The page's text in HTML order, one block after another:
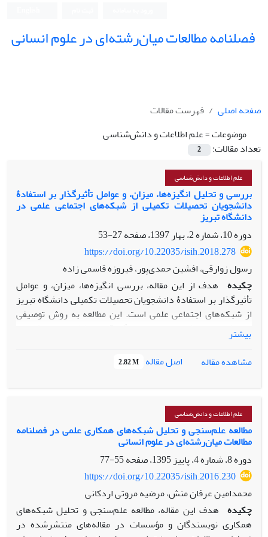
فصلنامه مطالعات میان‌رشته‌ای در علوم انسانی
صفحه اصلی
فهرست مقالات
موضوعات =علم اطلاعات و دانش‌شناسی
تعداد مقالات:
2
علم اطلاعات و دانش‌شناسی
بررسی و تحلیل انگیزه‌ها، میزان، و عوامل تأثیرگذار بر استفادۀ
دانشجویان تحصیلات تکمیلی از شبکه‌های اجتماعی علمی در
دانشگاه تبریز
دوره 10، شماره 2، بهار 1397، صفحه
27-53
https://doi.org/10.22035/isih.2018.278
رسول زوارقی، افشین حمدی‌پور، فیروزه قاسمی زاده
چکیده هدف از این مقاله، بررسی انگیزه‌‌ها، میزان، و عوامل
تأثیرگذار بر استفادۀ دانشجویان تحصیلات تکمیلی دانشگاه تبریز
از شبکه‌‌های اجتماعی علمی است. این مطالعه به روش توصیفی
پیمایشی انجام شده است. ابزار گردآوری اطلاعات، پرسش‌نامه
محقق‌‌ساخته بوده و داده‌‌ها با استفاده از آزمون‌‌های آماری توصیفی
شبکه‌های اجتماعی علمی آشنایی داشته و از آن استفاده می‌کنند.
به‌ترتیب عبارت است از: اطلاع یافتن از تازه‌های علم و دانش، در
تماس بودن با دیگر محققان و نیز دنبال کردن فعالیت دیگر
پژوهشگران. همچنین نتایج نشان داد میان مقطع تحصیلی و سن
دانشجویان با میزان استفاده از شبکه‌‌های اجتماعی علمی و
انگیزه‌‌های استفاده از این شبکه‌‌ها ارتباط مستقیم و معنی‌‌داری
وجود دارد. میان جنسیت و گروه‌‌های عمده آموزشی دانشجویان، و
میزان استفاده از شبکه‌‌های اجتماعی علمی ارتباط مستقیم و
معنی‌‌داری وجود دارد. طبق نتایج مقاله حاضر، وضعیت آشنایی
دانشجویان با این شبکه‌‌ها مطلوب نیست و دانشجویان یا به‌طور کل
بیشتر
مشاهده مقاله
اصل مقاله 2.82 M
علم اطلاعات و دانش‌شناسی
مطالعه علم‌سنجی و تحلیل شبکه‌های همکاری علمی در فصلنامه
مطالعات میان‌رشته‌ای در علوم انسانی
دوره 8، شماره 4، پاییز 1395، صفحه
55-77
https://doi.org/10.22035/isih.2016.230
محمدامین عرفان منش، مرضیه مروتی اردکانی
چکیده هدف این مقاله، مطالعه علم‌سنجی و تحلیل شبکه‌های
همکاری نویسندگان و مؤسسات در مقاله‌های منتشرشده در